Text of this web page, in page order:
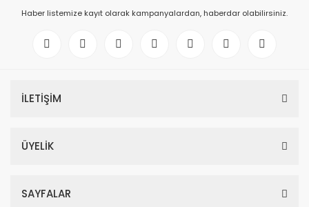
Haber listemize kayıt olarak kampanyalardan, haberdar olabilirsiniz.
İLETİŞİM
ÜYELİK
SAYFALAR